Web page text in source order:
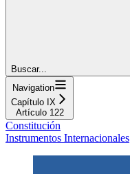
Buscar...
Navigation
Capítulo IX
Artículo 122
Constitución
Instrumentos Internacionales